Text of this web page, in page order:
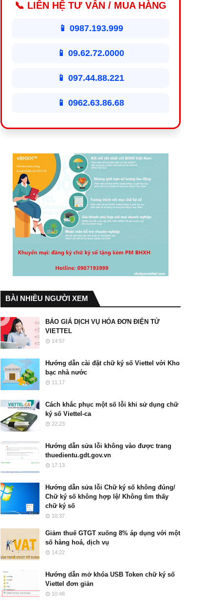
📞 LIÊN HỆ TƯ VẤN / MUA HÀNG
📱 0987.193.999
📱 09.62.72.0000
📱 097.44.88.221
📱 0962.63.86.68
BÀI NHIỀU NGƯỜI XEM
BÁO GIÁ DỊCH VỤ HÓA ĐƠN ĐIỆN TỬ
VIETTEL
14:57
Hướng dẫn cài đặt chữ ký số Viettel với Kho
bạc nhà nước
11:17
Cách khắc phục một số lỗi khi sử dụng chữ
ký số Viettel-ca
22:23
Hướng dẫn sửa lỗi không vào được trang
thuedientu.gdt.gov.vn
17:13
Hướng dẫn sửa lỗi Chữ ký số không đúng/
Chữ ký số không hợp lệ/ Không tìm thấy
chữ ký số
10:37
Giảm thuế GTGT xuống 8% áp dụng với một
số hàng hoá, dịch vụ
14:22
Hướng dẫn mở khóa USB Token chữ ký số
Viettel đơn giản
10:48